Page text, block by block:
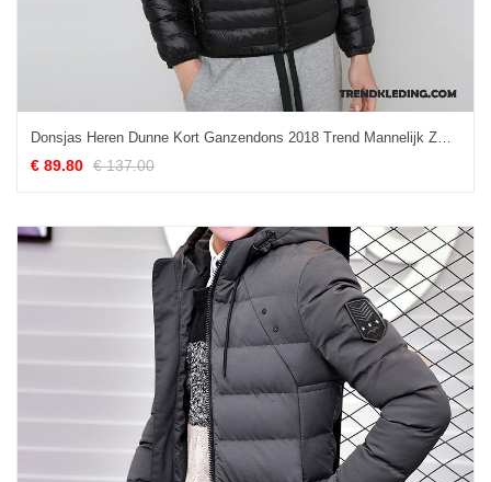
Donsjas Heren Dunne Kort Ganzendons 2018 Trend Mannelijk Zwart
€ 89.80 € 137.00